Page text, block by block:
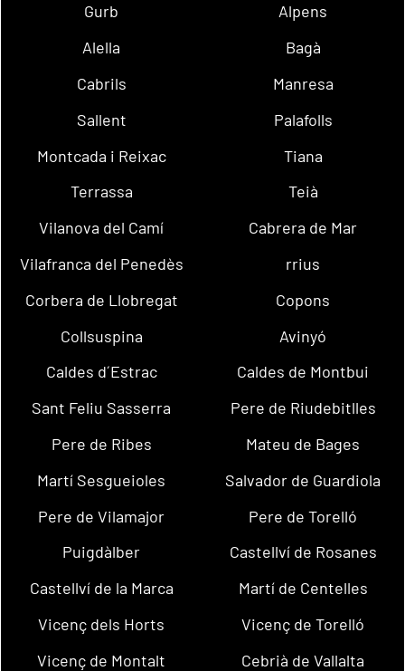
Gurb
Alpens
Alella
Bagà
Cabrils
Manresa
Sallent
Palafolls
Montcada i Reixac
Tiana
Terrassa
Teià
Vilanova del Camí
Cabrera de Mar
Vilafranca del Penedès
rrius
Corbera de Llobregat
Copons
Collsuspina
Avinyó
Caldes d´Estrac
Caldes de Montbui
Sant Feliu Sasserra
Pere de Riudebitlles
Pere de Ribes
Mateu de Bages
Martí Sesgueioles
Salvador de Guardiola
Pere de Vilamajor
Pere de Torelló
Puigdàlber
Castellví de Rosanes
Castellví de la Marca
Martí de Centelles
Vicenç dels Horts
Vicenç de Torelló
Vicenç de Montalt
Cebrià de Vallalta